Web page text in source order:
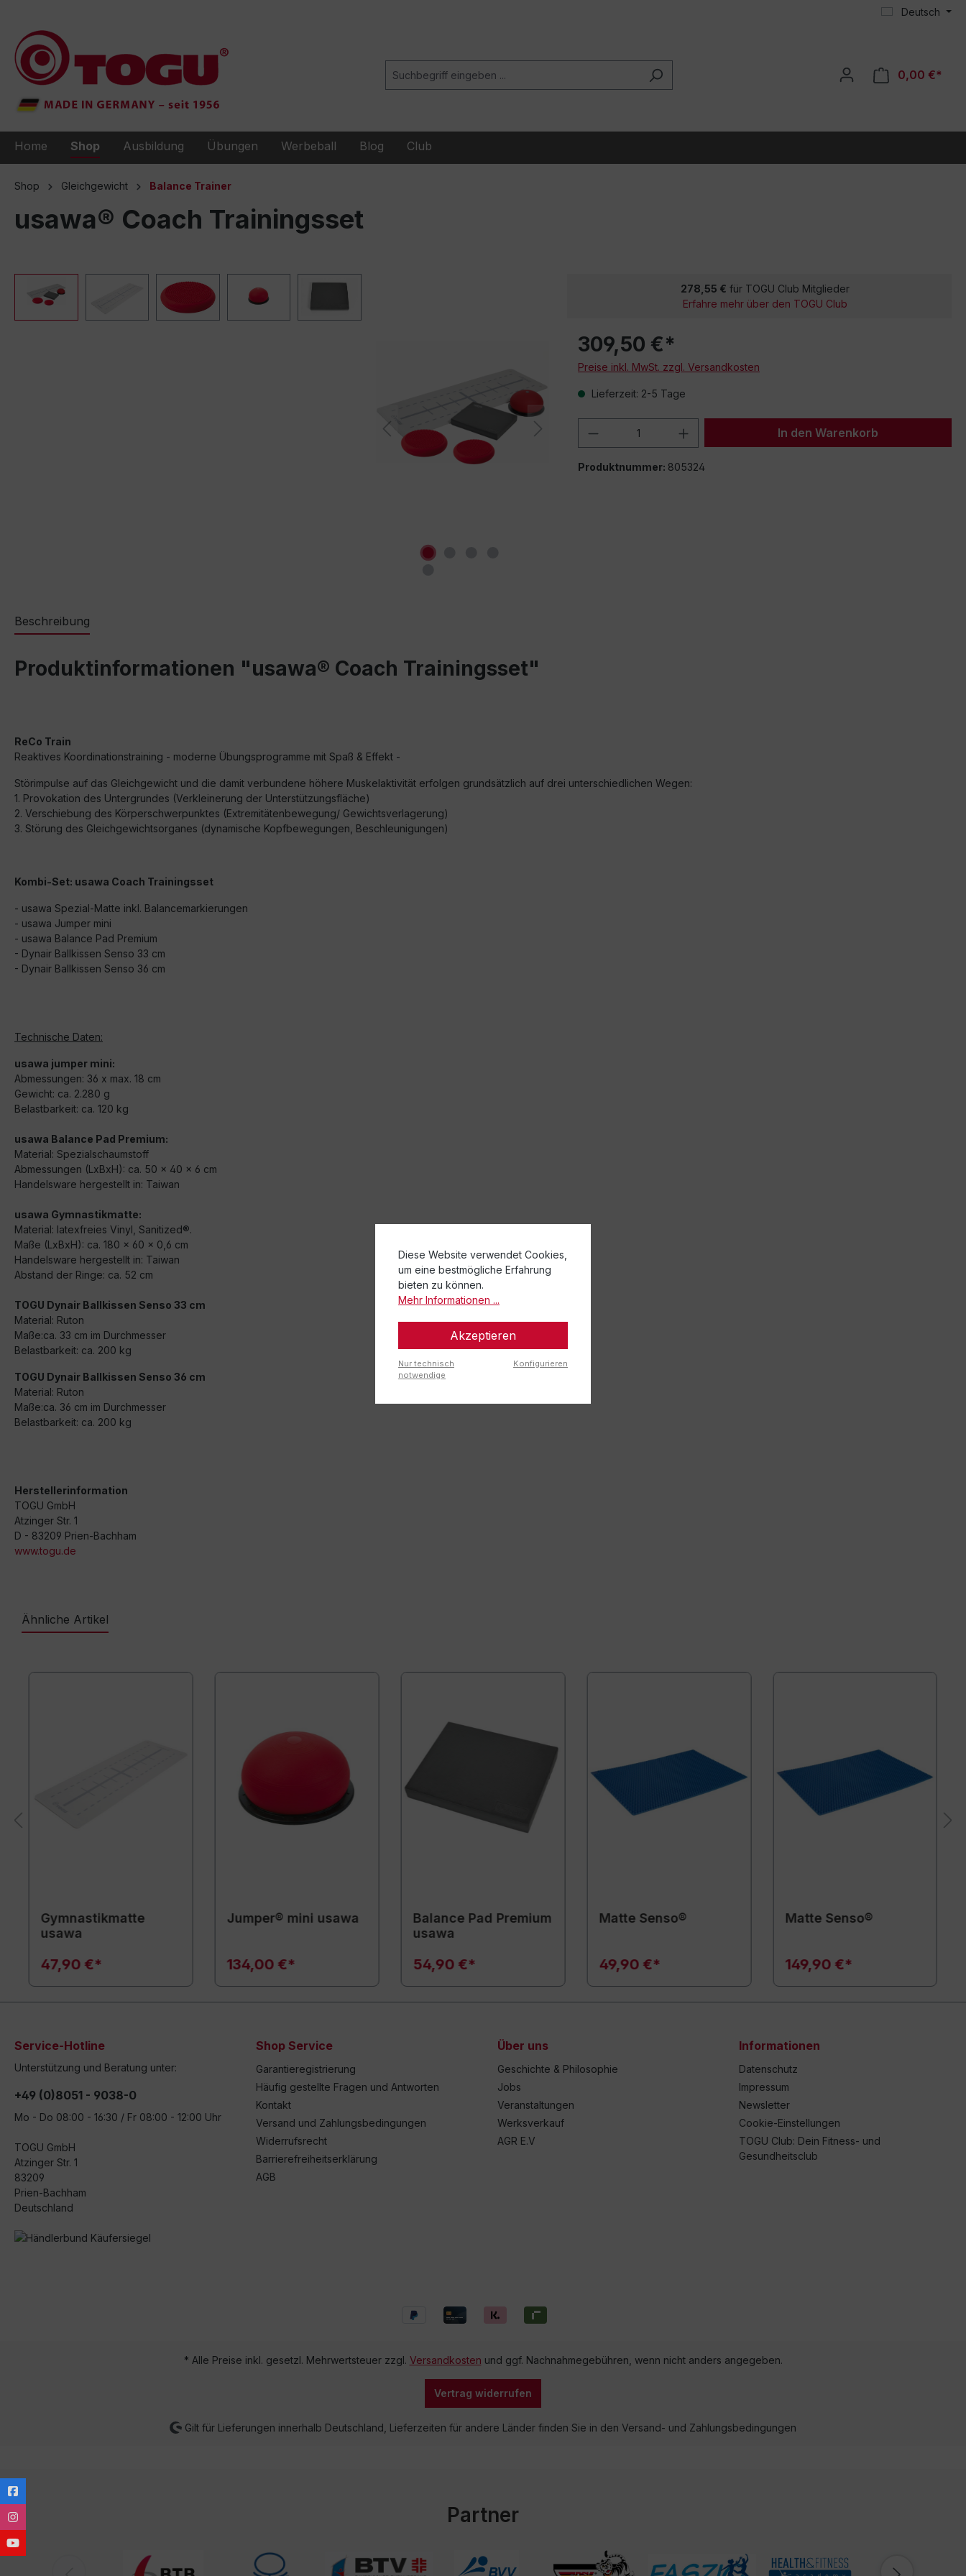
Deutsch
0,00 €*
Home Shop Ausbildung Übungen Werbeball Blog Club
Shop Gleichgewicht Balance Trainer
usawa® Coach Trainingsset
278,55 € für TOGU Club Mitglieder
Erfahre mehr über den TOGU Club
309,50 €*
Preise inkl. MwSt. zzgl. Versandkosten
Lieferzeit: 2-5 Tage
Produkt Anzahl: Gib den gewünschten Wert
In den Warenkorb
Produktnummer: 805324
Beschreibung
Produktinformationen "usawa® Coach Trainingsset"
ReCo Train
Reaktives Koordinationstraining - moderne Übungsprogramme mit Spaß & Effekt -
Störimpulse auf das Gleichgewicht und die damit verbundene höhere Muskelaktivität erfolgen grundsätzlich auf drei unterschiedlichen Wegen:
1. Provokation des Untergrundes (Verkleinerung der Unterstützungsfläche)
2. Verschiebung des Körperschwerpunktes (Extremitätenbewegung/ Gewichtsverlagerung)
3. Störung des Gleichgewichtsorganes (dynamische Kopfbewegungen, Beschleunigungen)
Kombi-Set: usawa Coach Trainingsset
- usawa Spezial-Matte inkl. Balancemarkierungen
- usawa Jumper mini
- usawa Balance Pad Premium
- Dynair Ballkissen Senso 33 cm
- Dynair Ballkissen Senso 36 cm
Technische Daten:
usawa jumper mini:
Abmessungen: 36 x max. 18 cm
Gewicht: ca. 2.280 g
Belastbarkeit: ca. 120 kg
usawa Balance Pad Premium:
Material: Spezialschaumstoff
Abmessungen (LxBxH): ca. 50 x 40 x 6 cm
Handelsware hergestellt in: Taiwan
usawa Gymnastikmatte:
Material: latexfreies Vinyl, Sanitized®.
Maße (LxBxH): ca. 180 x 60 x 0,6 cm
Handelsware hergestellt in: Taiwan
Abstand der Ringe: ca. 52 cm
TOGU Dynair Ballkissen Senso 33 cm
Material: Ruton
Maße:ca. 33 cm im Durchmesser
Belastbarkeit: ca. 200 kg
TOGU Dynair Ballkissen Senso 36 cm
Material: Ruton
Maße:ca. 36 cm im Durchmesser
Belastbarkeit: ca. 200 kg
Herstellerinformation
TOGU GmbH
Atzinger Str. 1
D - 83209 Prien-Bachham
www.togu.de
Ähnliche Artikel
Gymnastikmatte
usawa
47,90 €*
Jumper® mini usawa
134,00 €*
Balance Pad Premium
usawa
54,90 €*
Matte Senso®
49,90 €*
Matte Senso®
149,90 €*
Service-Hotline
Unterstützung und Beratung unter:
+49 (0)8051 - 9038-0
Mo - Do 08:00 - 16:30 / Fr 08:00 - 12:00 Uhr
TOGU GmbH
Atzinger Str. 1
83209
Prien-Bachham
Deutschland
Shop Service
Garantieregistrierung
Häufig gestellte Fragen und Antworten
Kontakt
Versand und Zahlungsbedingungen
Widerrufsrecht
Barrierefreiheitserklärung
AGB
Über uns
Geschichte & Philosophie
Jobs
Veranstaltungen
Werksverkauf
AGR E.V
Informationen
Datenschutz
Impressum
Newsletter
Cookie-Einstellungen
TOGU Club: Dein Fitness- und
Gesundheitsclub
* Alle Preise inkl. gesetzl. Mehrwertsteuer zzgl. Versandkosten und ggf. Nachnahmegebühren, wenn nicht anders angegeben.
Vertrag widerrufen
Gilt für Lieferungen innerhalb Deutschland, Lieferzeiten für andere Länder finden Sie in den Versand- und Zahlungsbedingungen
Partner
Diese Website verwendet Cookies,
um eine bestmögliche Erfahrung
bieten zu können.
Mehr Informationen ...
Akzeptieren
Nur technisch
notwendige
Konfigurieren